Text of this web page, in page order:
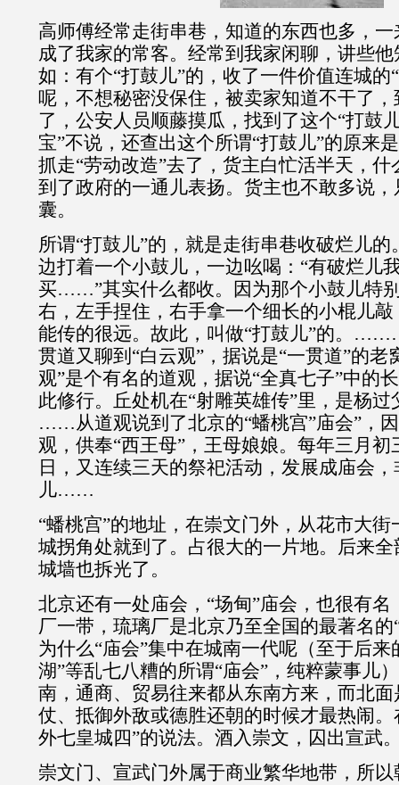
高师傅经常走街串巷，知道的东西也多，
成了我家的常客。经常到我家闲聊，讲些
如：有个“打鼓儿”的，收了一件价值连城的
呢，不想秘密没保住，被卖家知道不干了，
了，公安人员顺藤摸瓜，找到了这个“打鼓
宝”不说，还查出这个所谓“打鼓儿”的原来
抓走“劳动改造”去了，货主白忙活半天，
到了政府的一通儿表扬。货主也不敢多说
囊。
所谓“打鼓儿”的，就是走街串巷收破烂儿
边打着一个小鼓儿，一边吆喝：“有破烂儿
买……”其实什么都收。因为那个小鼓儿特
右，左手捏住，右手拿一个细长的小棍儿
能传的很远。故此，叫做“打鼓儿”的。
贯道又聊到“白云观”，据说是“一贯道”的老
观”是个有名的道观，据说“全真七子”中的
此修行。丘处机在“射雕英雄传”里，是杨
……从道观说到了北京的“蟠桃宫”庙会”，
观，供奉“西王母”，王母娘娘。每年三月
日，又连续三天的祭祀活动，发展成庙会
儿……
“蟠桃宫”的地址，在崇文门外，从花市大街
城拐角处就到了。占很大的一片地。后来
城墙也拆光了。
北京还有一处庙会，“场甸”庙会，也很有
厂一带，琉璃厂是北京乃至全国的最著名的
为什么“庙会”集中在城南一代呢（至于后来
湖”等乱七八糟的所谓“庙会”，纯粹蒙事儿
南，通商、贸易往来都从东南方来，而北
仗、抵御外敌或德胜还朝的时候才最热闹
外七皇城四”的说法。酒入崇文，囚出宣武
崇文门、宣武门外属于商业繁华地带，所